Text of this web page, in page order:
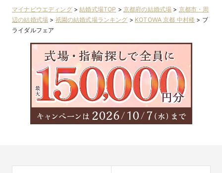
マイナビウエディング>結婚式場TOP > 京都府の結婚式場 > 京都市・周
辺の結婚式場 > 祇園の結婚式場ランキング > KOTOWA 京都 中村楼 > ブ
ライダルフェア